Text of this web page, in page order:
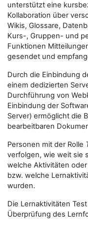
unterstützt eine
Kollaboration über
Wikis, Glossare,
Kurs-, Gruppen- und
Funktionen
gesendet und
Durch die Einbindung
einem dedizierten
Durchführung von
Einbindung der
Server) ermöglicht die
bearbeitbaren
Personen mit der Rolle
verfolgen, wie weit sie
welche Aktivitäten
bzw. welche
wurden.
Die Lernaktivitäten
Überprüfung des